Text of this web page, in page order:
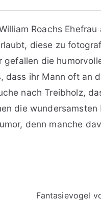
Roachs
diese zu
gefallen die
dass ihr Mann oft an
nach Treibholz,
die
denn manche